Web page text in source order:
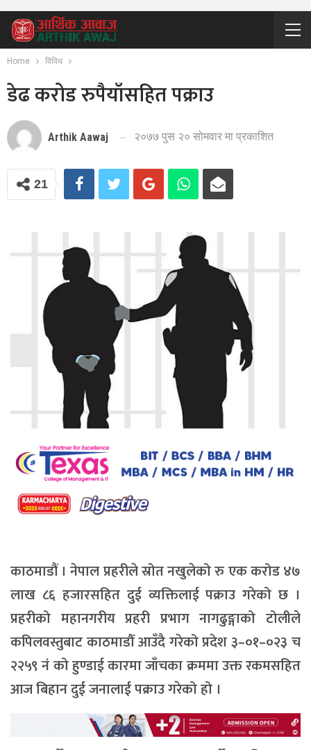
Home विविध
डेढ करोड रुपैयाँसहित पक्राउ
Arthik Aawaj २०७७ पुस २० सोमवार मा प्रकाशित
21
काठमाडौं । नेपाल प्रहरीले स्रोत नखुलेको रु एक करोड ४७
लाख ८६ हजारसहित दुई व्यक्तिलाई पक्राउ गरेको छ ।
प्रहरीको महानगरीय प्रहरी प्रभाग नागढुङ्गाको टोलीले
कपिलवस्तुबाट काठमाडौँ आउँदै गरेको प्रदेश ३–०१–०२३ च
२२५९ नं को हुण्डाई कारमा जाँचका क्रममा उक्त रकमसहित
आज बिहान दुई जनालाई पक्राउ गरेको हो ।